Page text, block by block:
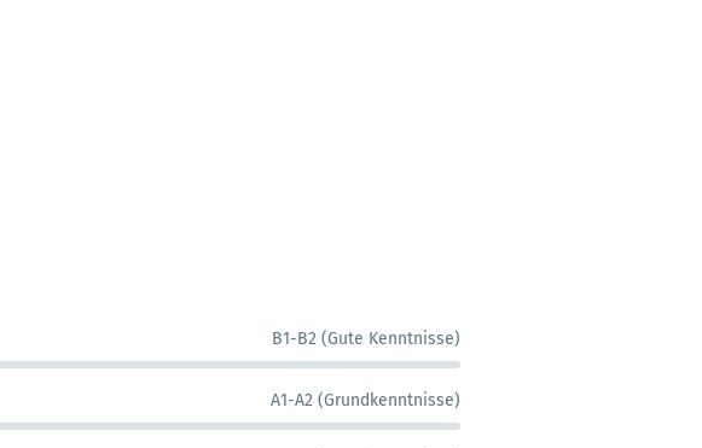
B1-B2 (Gute Kenntnisse)
A1-A2 (Grundkenntnisse)